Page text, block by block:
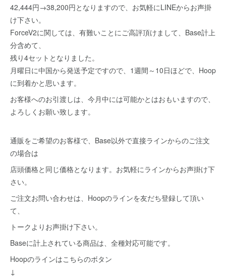
42,444円→38,200円となりますので、お気軽にLINEからお声掛
け下さい。
ForceV2に関しては、有難いことにご高評頂けまして、Base計上
分含めて、
残り4セットとなりました。
月曜日に中国から発送予定ですので、1週間～10日ほどで、Hoop
に到着かと思います。
お客様へのお引渡しは、今月中には可能かとはおもいますので、
よろしくお願い致します。
通販をご希望のお客様で、Base以外で直接ラインからのご注文
の場合は
店頭価格と同じ価格となります。お気軽にラインからお声掛け下
さい。
ご注文お問い合わせは、Hoopのラインを友だち登録して頂い
て、
トークよりお声掛け下さい。
Baseに計上されている商品は、全種対応可能です。
Hoopのラインはこちらのボタン
↓